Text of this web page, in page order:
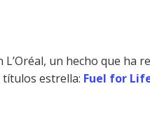
un hecho que ha
títulos estrella: Fuel for